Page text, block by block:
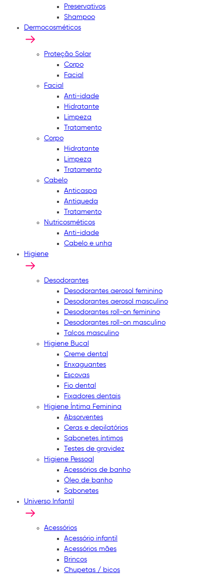
Preservativos
Shampoo
Dermocosméticos
Proteção Solar
Corpo
Facial
Facial
Anti-idade
Hidratante
Limpeza
Tratamento
Corpo
Hidratante
Limpeza
Tratamento
Cabelo
Anticaspa
Antiqueda
Tratamento
Nutricosméticos
Anti-idade
Cabelo e unha
Higiene
Desodorantes
Desodorantes aerosol feminino
Desodorantes aerosol masculino
Desodorantes roll-on feminino
Desodorantes roll-on masculino
Talcos masculino
Higiene Bucal
Creme dental
Enxaguantes
Escovas
Fio dental
Fixadores dentais
Higiene Íntima Feminina
Absorventes
Ceras e depilatórios
Sabonetes íntimos
Testes de gravidez
Higiene Pessoal
Acessórios de banho
Óleo de banho
Sabonetes
Universo Infantil
Acessórios
Acessório infantil
Acessórios mães
Brincos
Chupetas / bicos